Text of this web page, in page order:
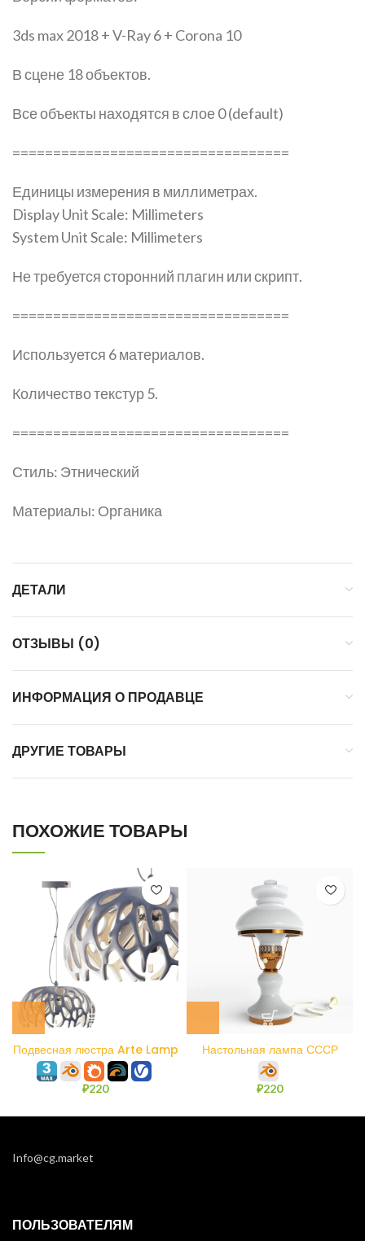
3ds max 2018 + V-Ray 6 + Corona 10
В сцене 18 объектов.
Все объекты находятся в слое 0 (default)
==================================
Единицы измерения в миллиметрах.
Display Unit Scale: Millimeters
System Unit Scale: Millimeters
Не требуется сторонний плагин или скрипт.
==================================
Используется 6 материалов.
Количество текстур 5.
==================================
Стиль: Этнический
Материалы: Органика
ДЕТАЛИ
ОТЗЫВЫ (0)
ИНФОРМАЦИЯ О ПРОДАВЦЕ
ДРУГИЕ ТОВАРЫ
ПОХОЖИЕ ТОВАРЫ
Подвесная люстра Arte Lamp
Jupiter A5814SP-3WH
₽220
Настольная лампа СССР
₽220
Info@cg.market
ПОЛЬЗОВАТЕЛЯМ